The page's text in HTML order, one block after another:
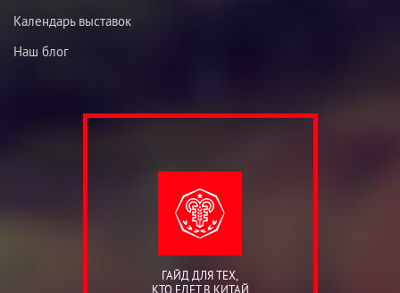
Календарь выставок
Наш блог
ГАЙД ДЛЯ ТЕХ,
КТО ЕДЕТ В КИТАЙ